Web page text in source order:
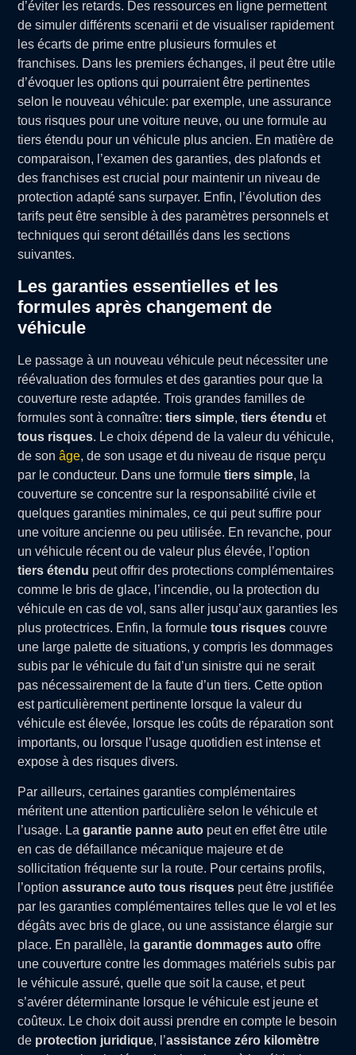
d’éviter les retards. Des ressources en ligne permettent
de simuler différents scenarii et de visualiser rapidement
les écarts de prime entre plusieurs formules et
franchises. Dans les premiers échanges, il peut être utile
d’évoquer les options qui pourraient être pertinentes
selon le nouveau véhicule: par exemple, une assurance
tous risques pour une voiture neuve, ou une formule au
tiers étendu pour un véhicule plus ancien. En matière de
comparaison, l’examen des garanties, des plafonds et
des franchises est crucial pour maintenir un niveau de
protection adapté sans surpayer. Enfin, l’évolution des
tarifs peut être sensible à des paramètres personnels et
techniques qui seront détaillés dans les sections
suivantes.
Les garanties essentielles et les
formules après changement de
véhicule
Le passage à un nouveau véhicule peut nécessiter une
réévaluation des formules et des garanties pour que la
couverture reste adaptée. Trois grandes familles de
formules sont à connaître:tiers simple,tiers étendu et
tous risques. Le choix dépend de la valeur du véhicule,
de sonâge, de son usage et du niveau de risque perçu
par le conducteur. Dans une formuletiers simple, la
couverture se concentre sur la responsabilité civile et
quelques garanties minimales, ce qui peut suffire pour
une voiture ancienne ou peu utilisée. En revanche, pour
un véhicule récent ou de valeur plus élevée, l’option
tiers étendu peut offrir des protections complémentaires
comme le bris de glace, l’incendie, ou la protection du
véhicule en cas de vol, sans aller jusqu’aux garanties les
plus protectrices. Enfin, la formuletous risques couvre
une large palette de situations, y compris les dommages
subis par le véhicule du fait d’un sinistre qui ne serait
pas nécessairement de la faute d’un tiers. Cette option
est particulièrement pertinente lorsque la valeur du
véhicule est élevée, lorsque les coûts de réparation sont
importants, ou lorsque l’usage quotidien est intense et
expose à des risques divers.
Par ailleurs, certaines garanties complémentaires
méritent une attention particulière selon le véhicule et
l’usage. Lagarantie panne auto peut en effet être utile
en cas de défaillance mécanique majeure et de
sollicitation fréquente sur la route. Pour certains profils,
l’optionassurance auto tous risques peut être justifiée
par les garanties complémentaires telles que le vol et les
dégâts avec bris de glace, ou une assistance élargie sur
place. En parallèle, lagarantie dommages auto offre
une couverture contre les dommages matériels subis par
le véhicule assuré, quelle que soit la cause, et peut
s’avérer déterminante lorsque le véhicule est jeune et
coûteux. Le choix doit aussi prendre en compte le besoin
de protection juridique, l’assistance zéro kilomètre